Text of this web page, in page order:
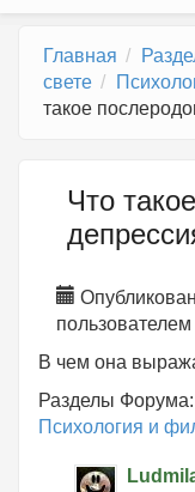
Главная
свете
такое
Что
пользователем
В чем она
Разделы Форума:
Психология и